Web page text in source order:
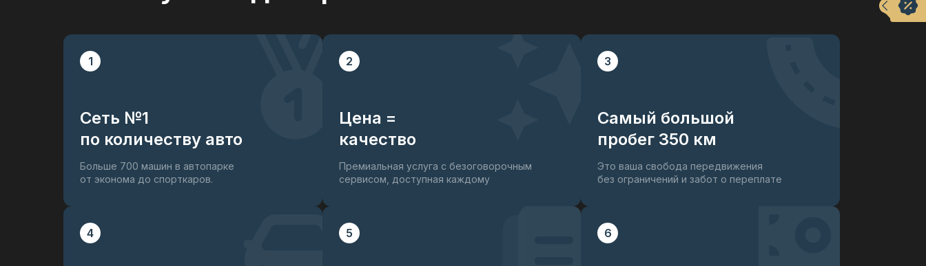
1
Сеть №1
по количеству авто
Больше 700 машин в автопарке
от эконома до спорткаров.
2
Цена =
качество
Премиальная услуга с безоговорочным
сервисом, доступная каждому
3
Самый большой
пробег 350 км
Это ваша свобода передвижения
без ограничений и забот о переплате
4 5 6